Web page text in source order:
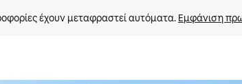
έχουν μεταφραστεί αυτόματα. Εμφάνιση